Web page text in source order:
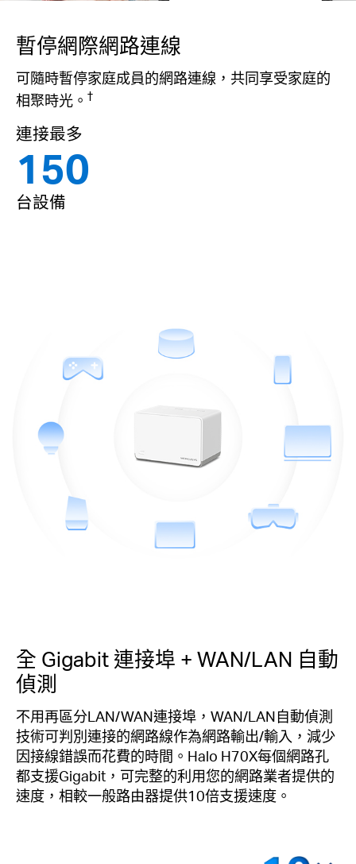
暫停網際網路連線
可隨時暫停家庭成員的網路連線，共同享受家庭的
相聚時光。 †
連接最多
150
台設備
全 Gigabit 連接埠 + WAN/LAN 自動
偵測
不用再區分LAN/WAN連接埠，WAN/LAN自動偵測
技術可判別連接的網路線作為網路輸出/輸入，減少
因接線錯誤而花費的時間。Halo H70X每個網路孔
都支援Gigabit，可完整的利用您的網路業者提供的
速度，相較一般路由器提供10倍支援速度。